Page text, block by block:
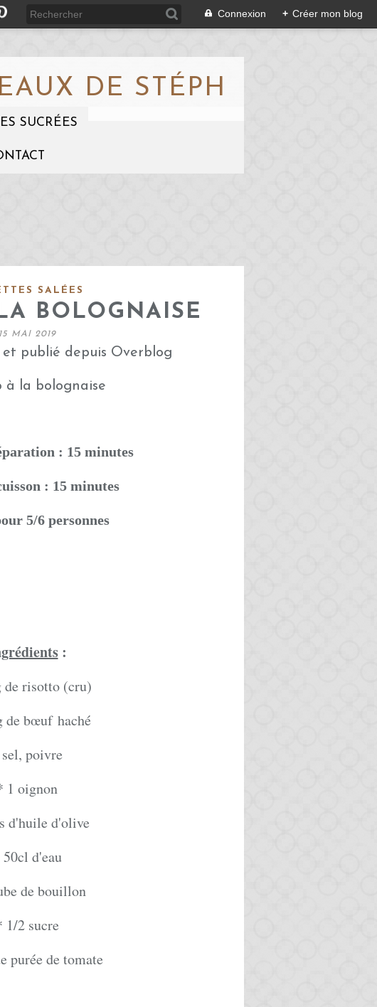
Connexion + Créer mon blog
DE STÉPH
SUCRÉES
SALÉES
BOLOGNAISE
15 MAI 2019
publié depuis Overblog
: 15 minutes
: 15 minutes
5/6 personnes
:
de risotto (cru)
de bœuf haché
poivre
1 oignon
d'huile d'olive
d'eau
de bouillon
1/2 sucre
purée de tomate